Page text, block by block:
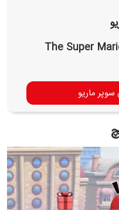
The Super
سوپر ماریو